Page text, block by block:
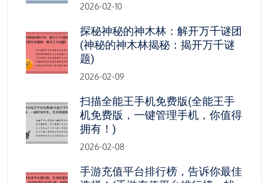
2026-02-10
探秘神秘的神木林：解开万千谜团
(神秘的神木林揭秘：揭开万千谜
题)
2026-02-09
扫描全能王手机免费版(全能王手
机免费版，一键管理手机，你值得
拥有！)
2026-02-08
手游充值平台排行榜，告诉你最佳